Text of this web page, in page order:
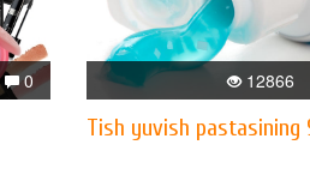
0 12866
Tish yuvish pastasining